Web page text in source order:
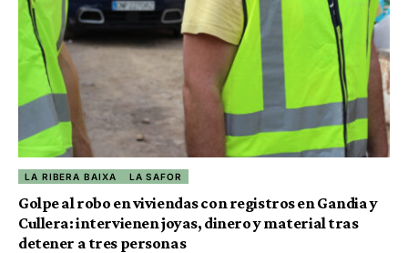
LA RIBERA BAIXA LA SAFOR
Golpe al robo en viviendas con registros en Gandia y
Cullera: intervienen joyas, dinero y material tras
detener a tres personas